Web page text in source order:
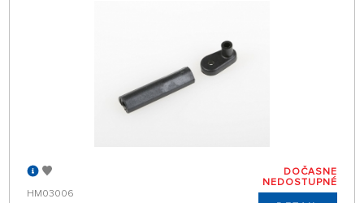
HM03006
DOČASNE
NEDOSTUPNÉ